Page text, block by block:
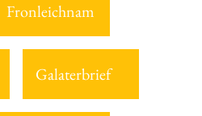
Fronleichnam
Galaterbrief